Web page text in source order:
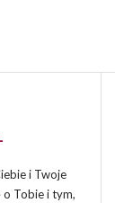
i Twoje
o Tobie i tym,